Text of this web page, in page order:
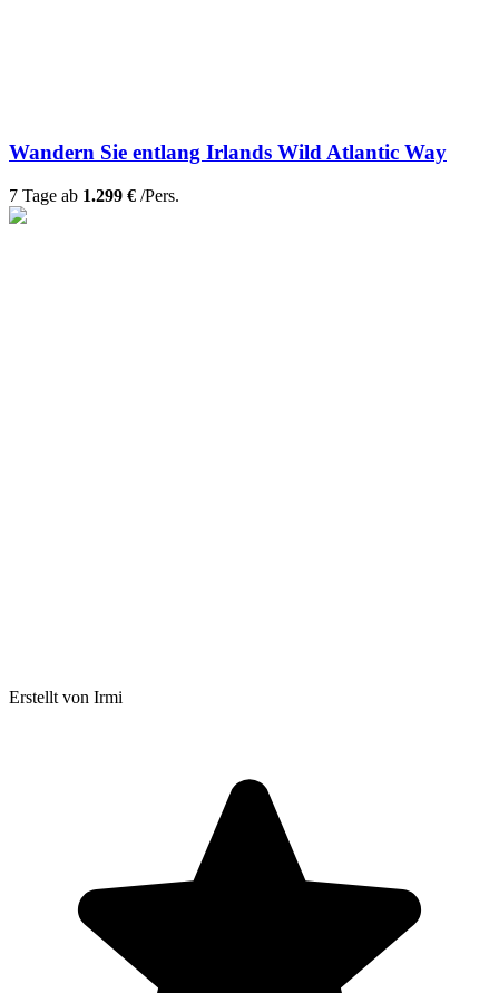
Wandern Sie entlang Irlands Wild Atlantic Way
7 Tage ab 1.299 € /Pers.
Erstellt von Irmi